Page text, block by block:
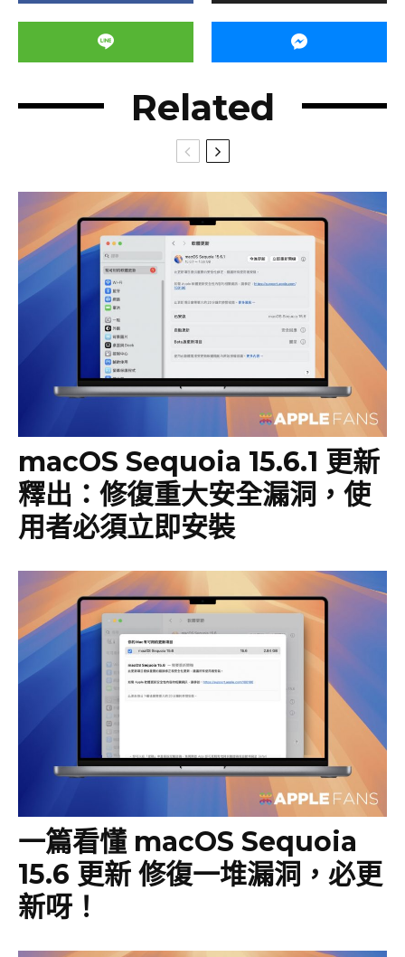
Related
macOS Sequoia 15.6.1 更新
釋出：修復重大安全漏洞，使
用者必須立即安裝
一篇看懂 macOS Sequoia
15.6 更新 修復一堆漏洞，必更
新呀！